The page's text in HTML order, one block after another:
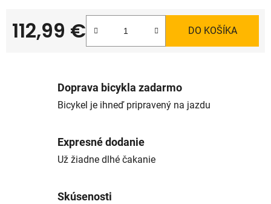
112,99 €
Jednotková cena:
DO KOŠÍKA
Doprava bicykla zadarmo
Bicykel je ihneď pripravený na jazdu
Expresné dodanie
Už žiadne dlhé čakanie
Skúsenosti